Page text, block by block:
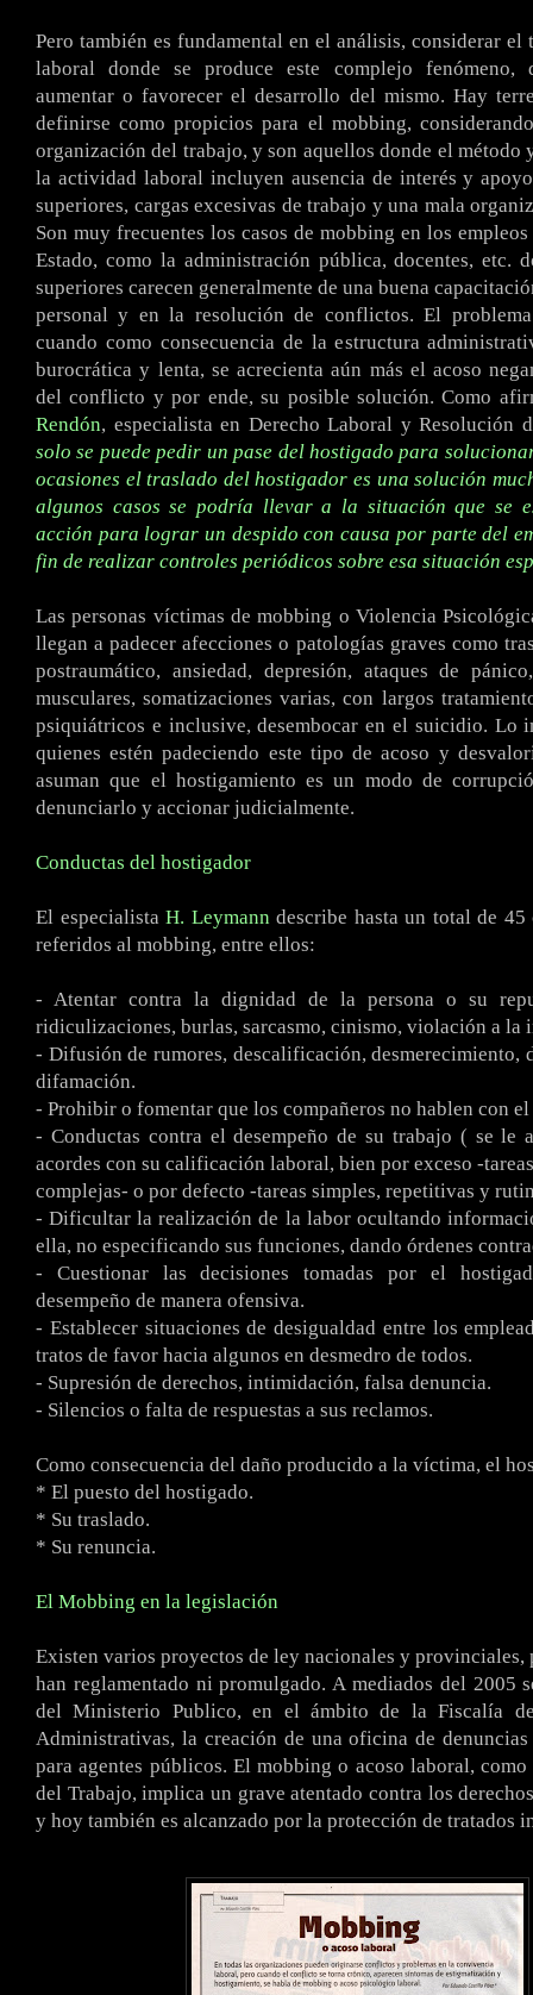
Pero también es fundamental en el análisis, considerar el
laboral donde se produce este complejo fenómeno,
aumentar o favorecer el desarrollo del mismo. Hay
definirse como propicios para el mobbing,
organización del trabajo, y son aquellos donde el método
la actividad laboral incluyen ausencia de interés y
superiores, cargas excesivas de trabajo y una mala
Son muy frecuentes los casos de mobbing en los
Estado, como la administración pública, docentes, etc.
superiores carecen generalmente de una buena
personal y en la resolución de conflictos. El
cuando como consecuencia de la estructura
burocrática y lenta, se acrecienta aún más el acoso
del conflicto y por ende, su posible solución. Como
Rendón, especialista en Derecho Laboral y Resolución
solo se puede pedir un pase del hostigado para
ocasiones el traslado del hostigador es una solución
algunos casos se podría llevar a la situación que se
acción para lograr un despido con causa por parte del
fin de realizar controles periódicos sobre esa situación
Las personas víctimas de mobbing o Violencia
llegan a padecer afecciones o patologías graves como
postraumático, ansiedad, depresión, ataques de
musculares, somatizaciones varias, con largos
psiquiátricos e inclusive, desembocar en el suicidio. Lo
quienes estén padeciendo este tipo de acoso y
asuman que el hostigamiento es un modo de
denunciarlo y accionar judicialmente.
Conductas del hostigador
El especialista H. Leymanndescribe hasta un total de 45
referidos al mobbing, entre ellos:
- Atentar contra la dignidad de la persona o su
ridiculizaciones, burlas, sarcasmo, cinismo, violación a la
- Difusión de rumores, descalificación, desmerecimiento,
difamación.
- Prohibir o fomentar que los compañeros no hablen con
- Conductas contra el desempeño de su trabajo ( se le
acordes con su calificación laboral, bien por exceso -
complejas- o por defecto -tareas simples, repetitivas y
- Dificultar la realización de la labor ocultando
ella, no especificando sus funciones, dando órdenes
- Cuestionar las decisiones tomadas por el
desempeño de manera ofensiva.
- Establecer situaciones de desigualdad entre los
tratos de favor hacia algunos en desmedro de todos.
- Supresión de derechos, intimidación, falsa denuncia.
- Silencios o falta de respuestas a sus reclamos.
Como consecuencia del daño producido a la víctima, el
* El puesto del hostigado.
* Su traslado.
* Su renuncia.
El Mobbing en la legislación
Existen varios proyectos de ley nacionales y provinciales,
han reglamentado ni promulgado. A mediados del 2005
del Ministerio Publico, en el ámbito de la Fiscalía
Administrativas, la creación de una oficina de
para agentes públicos. El mobbing o acoso laboral, como
del Trabajo, implica un grave atentado contra los
y hoy también es alcanzado por la protección de tratados